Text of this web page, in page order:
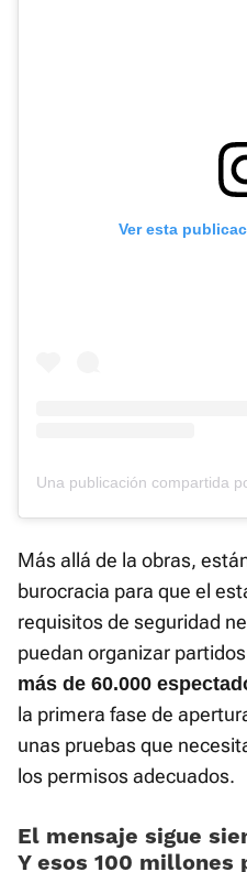
Ver esta
Más allá de la obras,
burocracia para que el
requisitos de seguridad
puedan organizar
más de 60.000
la primera fase de
unas pruebas que
los permisos adecuados.
El mensaje sigue
Y esos 100 millones